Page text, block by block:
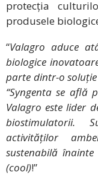
protecția
produsele
“Valagro aduce
biologice
parte dintr-o
“Syngenta se află
Valagro este lider
biostimulatorii.
activităților
sustenabilă
(cool)!”